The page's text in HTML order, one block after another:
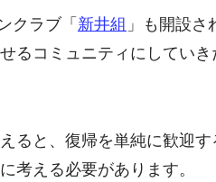
クラブ「 新井組 」も開設さ
るコミュニティにしてい
ると、復帰を単純に歓迎
考える必要があります。